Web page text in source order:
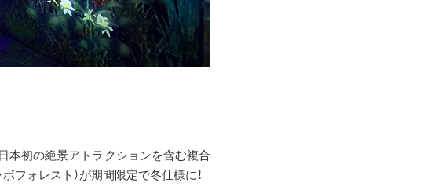
本初の絶景アトラクションを含む複合
フォレスト）が期間限定で冬仕様に！